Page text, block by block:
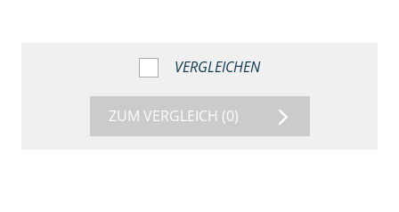
VERGLEICHEN
ZUM VERGLEICH (0)